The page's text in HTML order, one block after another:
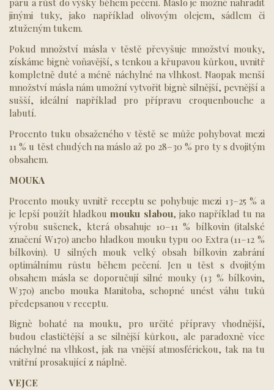
páru a růst do výšky během pečení. Máslo je možné nahradit
jinými tuky, jako například olivovým olejem, sádlem či
ztuženým tukem.
Pokud množství másla v těstě převyšuje množství mouky,
získáme bignè voňavější, s tenkou a křupavou kůrkou, uvnitř
kompletně duté a méně náchylné na vlhkost. Naopak menší
množství másla nám umožní vytvořit bignè silnější, pevnější a
sušší, ideální například pro přípravu croquenbouche a
labutí.
Procento tuku obsaženého v těstě se může pohybovat mezi
11 % u těst chudých na máslo až po 28–30 % pro ty s dvojitým
obsahem.
MOUKA
Procento mouky uvnitř receptu se pohybuje mezi 13–25 % a
je lepší použít hladkoumouku slabou, jako například tu na
výrobu sušenek, která obsahuje 10–11 % bílkovin (italské
značení W170) anebo hladkou mouku typu 00 Extra (11–12 %
bílkovin). U silných mouk velký obsah bílkovin zabrání
optimálnímu růstu během pečení. Jen u těst s dvojitým
obsahem másla se doporučují silné mouky (13 % bílkovin,
W370) anebo mouka Manitoba, schopné unést váhu tuků
předepsanou v receptu.
Bignè bohaté na mouku, pro určité přípravy vhodnější,
budou elastičtější a se silnější kůrkou, ale paradoxně více
náchylné na vlhkost, jak na vnější atmosférickou, tak na tu
vnitřní prosakující z náplně.
VEJCE